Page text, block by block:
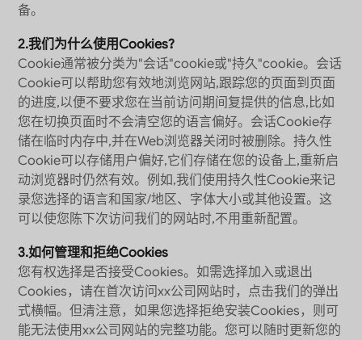
备。
2.我们为什么使用Cookies?
Cookie通常被分类为"会话"cookie或"持久"cookie。会话
Cookie可以帮助您有效地浏览网站,跟踪您的页面到页面
的进度,以便不要求您在当前访问期间复提供的信息,比如
您在切换页面时不会清空您的语言偏好。会话Cookie存
储在临时内存中,并在Web浏览器关闭时被删除。持久性
Cookie可以存储用户偏好,它们存储在您的设备上,重新启
动浏览器时仍然有效。例如,我们使用持久性Cookie来记
录您选择的语言和国家/地区、字体大小或其他设置。这
可以使您陈下次访问我们的网站时,不用重新配置。
3.如何管理和拒绝Cookies
您有权选择是否接受Cookies。如需选择加入或退出
Cookies，请在首次访问xx公司网站时，点击我们的弹出
式横幅。但清注意，如果您选择拒绝安装Cookies，则可
能无法使用xx公司网站的完整功能。您可以随时更新您的